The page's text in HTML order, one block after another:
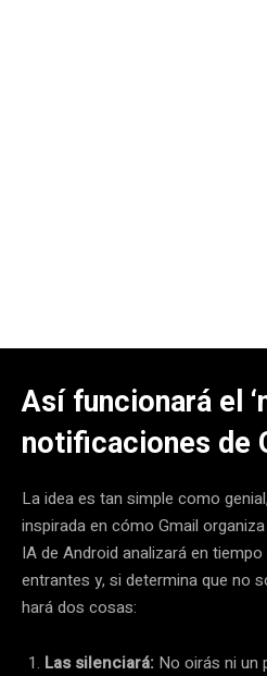
Así funcionará el
notificaciones de
La idea es tan simple como
inspirada en cómo Gmail
IA de Android analizará en
entrantes y, si determina que no
hará dos cosas:
Las silenciará: No oirás ni un